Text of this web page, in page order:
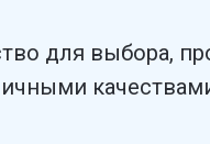
для выбора,